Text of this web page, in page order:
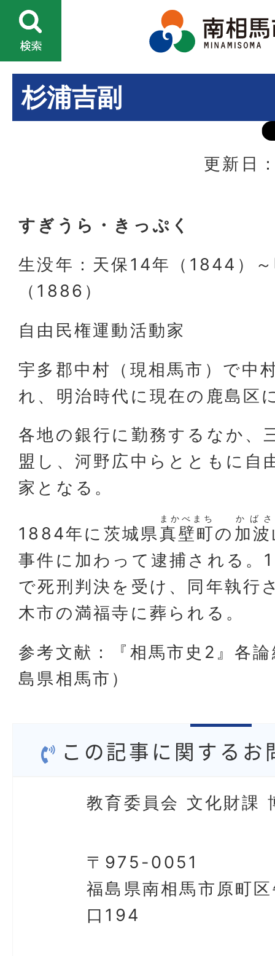
杉浦吉副
更新日
すぎうら・きっぷく
生没年：天保14年（1844）
（1886）
自由民権運動活動家
宇多郡中村（現相馬市）で中
れ、明治時代に現在の鹿島区
各地の銀行に勤務するなか、
盟し、河野広中らとともに自
家となる。
1884年に茨城県真壁町
まかべまち
の 加
かば
事件に加わって逮捕される。
で死刑判決を受け、同年執行
木市の満福寺に葬られる。
参考文献：『相馬市史2』各
島県相馬市）
この記事に関するお
教育委員会 文化財課
〒975-0051
福島県南相馬市原町
口194